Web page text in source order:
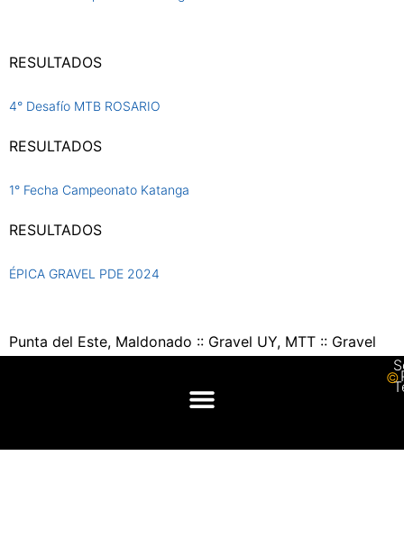
RESULTADOS
4° Desafío MTB ROSARIO
RESULTADOS
1° Fecha Campeonato Katanga
RESULTADOS
ÉPICA GRAVEL PDE 2024
Punta del Este, Maldonado :: Gravel UY, MTT :: Gravel
©